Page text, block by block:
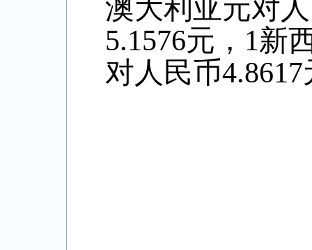
澳大利亚元对
5.1576元，1新
对人民币4.8617